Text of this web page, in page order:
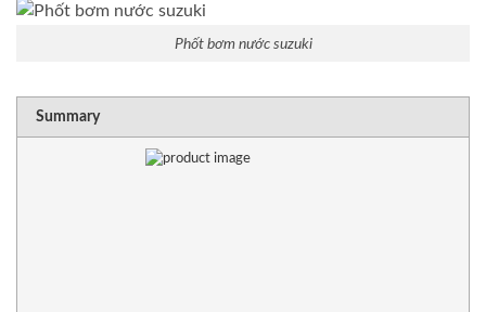
Phốt bơm nước suzuki
Summary
RATING 1 star
2
3
4
5